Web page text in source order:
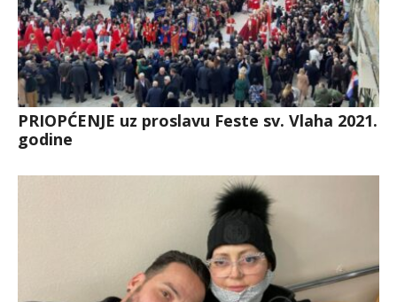
PRIOPĆENJE uz proslavu Feste sv. Vlaha 2021.
godine